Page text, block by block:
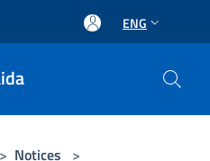
ENG
> Notices >